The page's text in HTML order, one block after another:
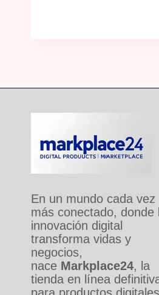
En un mundo cada vez
más conectado, donde
innovación digital
transforma vidas y
negocios,
nace Markplace24, la
tienda en línea